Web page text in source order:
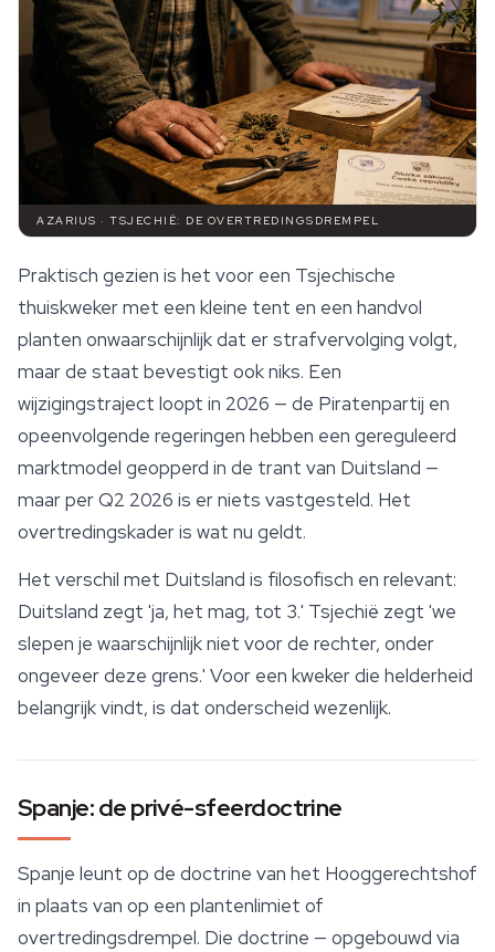
AZARIUS · TSJECHIË: DE OVERTREDINGSDREMPEL
Praktisch gezien is het voor een Tsjechische
thuiskweker met een kleine tent en een handvol
planten onwaarschijnlijk dat er strafvervolging volgt,
maar de staat bevestigt ook niks. Een
wijzigingstraject loopt in 2026 — de Piratenpartij en
opeenvolgende regeringen hebben een gereguleerd
marktmodel geopperd in de trant van Duitsland —
maar per Q2 2026 is er niets vastgesteld. Het
overtredingskader is wat nu geldt.
Het verschil met Duitsland is filosofisch en relevant:
Duitsland zegt 'ja, het mag, tot 3.' Tsjechië zegt 'we
slepen je waarschijnlijk niet voor de rechter, onder
ongeveer deze grens.' Voor een kweker die helderheid
belangrijk vindt, is dat onderscheid wezenlijk.
Spanje: de privé-sfeerdoctrine
Spanje leunt op de doctrine van het Hooggerechtshof
in plaats van op een plantenlimiet of
overtredingsdrempel. Die doctrine — opgebouwd via